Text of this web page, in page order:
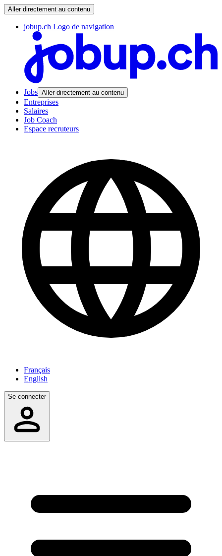
Aller directement au contenu
jobup.ch Logo de navigation
Jobs Aller directement au contenu
Entreprises
Salaires
Job Coach
Espace recruteurs
Français
English
Se connecter